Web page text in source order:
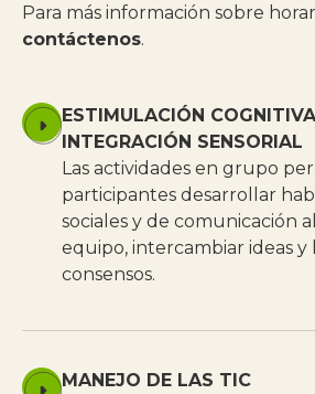
Para más información sobre
contáctenos.
ESTIMULACIÓN
INTEGRACIÓN SENSORIAL
Las actividades en grupo
participantes desarrollar
sociales y de comunicación
equipo, intercambiar ideas y
consensos.
MANEJO DE LAS TIC